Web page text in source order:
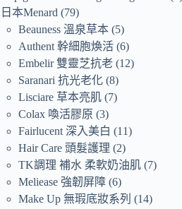
日本Menard
79
Beauness 溫泉草本 5
Authent 幹細胞煥活 6
Embelir 雙靈芝抗老 12
Saranari 抗光老化 8
Lisciare 草本亮肌 7
Colax 喚活膠原 3
Fairlucent 深入美白
11
Hair Care 頭髮護理
2
TK調理 補水 柔軟奶油肌 7
Meliease 強韌屏障 6
Make Up 無瑕底妝系列
14